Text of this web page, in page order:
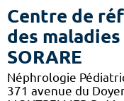
Centre de
des
SORARE
Néphrologie
371 avenue du